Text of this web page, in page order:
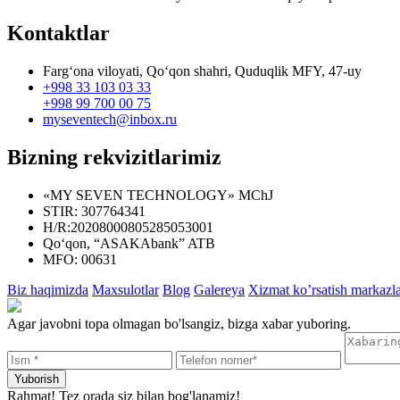
Kontaktlar
Farg‘ona viloyati, Qo‘qon shahri, Quduqlik MFY, 47-uy
+998 33 103 03 33
+998 99 700 00 75
myseventech@inbox.ru
Bizning rekvizitlarimiz
«MY SEVEN TECHNOLOGY» MChJ
STIR: 307764341
H/R:20208000805285053001
Qo‘qon, “ASAKAbank” ATB
MFO: 00631
Biz haqimizda Maxsulotlar Blog Galereya Xizmat ko’rsatish
Agar javobni topa olmagan bo'lsangiz, bizga xabar yuboring.
Rahmat! Tez orada siz bilan bog'lanamiz!